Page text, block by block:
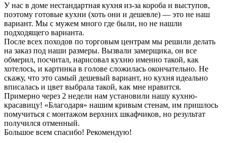
У нас в доме нестандартная кухня из-за короба и выступов,
поэтому готовые кухни (хоть они и дешевле) — это не наш
вариант. Мы с мужем много где были, но не нашли
подходящего варианта.
После всех походов по торговым центрам мы решили делать
на заказ под наши размеры. Вызвали замерщика, он все
обмерил, посчитал, нарисовал кухню именно такой, как
хотелось, и картинка в голове сложилась окончательно. Не
скажу, что это самый дешевый вариант, но кухня идеально
вписалась и цвет выбрала такой, как мне нравится.
Примерно через 2 недели нам установили нашу кухню-
красавицу! «Благодаря» нашим кривым стенам, им пришлось
помучиться с монтажом верхних шкафчиков, но результат
получился отменный.
Большое всем спасибо! Рекомендую!